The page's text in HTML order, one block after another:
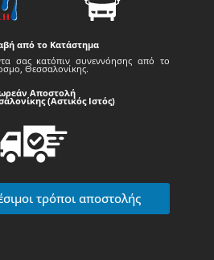
από το Κατάστημα
σας κατόπιν συνεννόησης από το
Θεσσαλονίκης.
Αποστολή
(Αστικός Ιστός)
τρόποι αποστολής